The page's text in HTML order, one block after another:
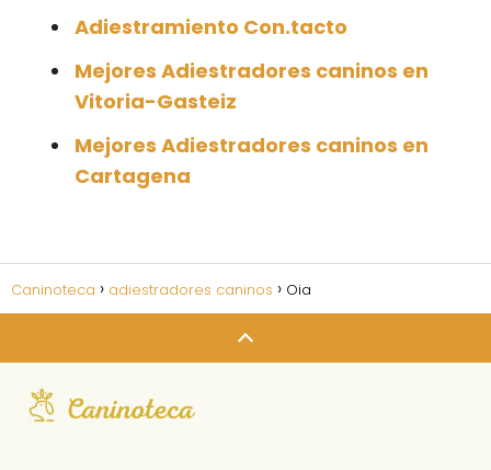
Adiestramiento Con.tacto
Mejores Adiestradores caninos en
Vitoria-Gasteiz
Mejores Adiestradores caninos en
Cartagena
Caninoteca adiestradores caninos Oia